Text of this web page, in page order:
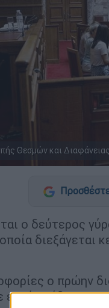
Θεσμών και
ο δεύτερος
διεξάγεται
ο πρώην
εκτός κάδρου